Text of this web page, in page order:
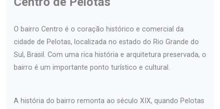
O bairro Centro é o coração histórico e comercial da
cidade de Pelotas, localizada no estado do Rio Grande do
Sul, Brasil. Com uma rica história e arquitetura preservada, o
bairro é um importante ponto turístico e cultural.
A história do bairro remonta ao século XIX, quando Pelotas